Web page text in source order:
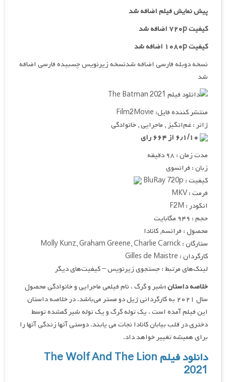
پیش نمایش فیلم اضافه شد
کیفیت ۷۲۰p اضافه شد
کیفیت ۱۰۸۰p اضافه شد
نسخه دوبله فارسی اضافه شدنسخه زیرنویس چسبیده فارسی اضافه
شد
منتشر کننده فایل: Film2Movie
ژانر : غم‌انگیز , ماجرایی , خانوادگی
مدت زمان : ۹۸ دقیقه
زبان : فرانسوی
کیفیت : BluRay 720p
فرمت : MKV
انکودر : F2M
حجم : ۹۴۹ مگابایت
محصول : فرانسه, کانادا
ستارگان : Molly Kunz, Graham Greene, Charlie Carrick
کارگردان : Gilles de Maistre
لینک‌های مرتبط : جستجوی زیرنویس – کیفیت‌های دیگر
خلاصه داستان :شیر و گرگ ، نام فیلمی ماجرایی و خانوادگی محصول
سال ۲۰۲۱ به کارگردانی ژیل دو مستر می‌باشد. در خلاصه داستان
این فیلم آمده است ، یک توله گرگ و یک توله شیر گمشده توسط
دختری در قلب بیابان کانادا نجات می یابند. دوستی آنها زندگی آنها را
برای همیشه تغییر خواهد داد.
دانلود فیلم The Wolf And The Lion
2021